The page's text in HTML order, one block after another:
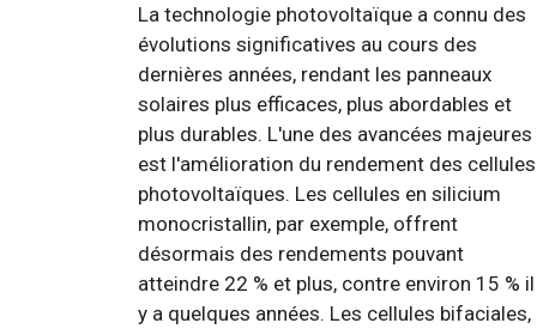
La technologie photovoltaïque a connu des
évolutions significatives au cours des
dernières années, rendant les panneaux
solaires plus efficaces, plus abordables et
plus durables. L'une des avancées majeures
est l'amélioration du rendement des cellules
photovoltaïques. Les cellules en silicium
monocristallin, par exemple, offrent
désormais des rendements pouvant
atteindre 22 % et plus, contre environ 15 % il
y a quelques années. Les cellules bifaciales,